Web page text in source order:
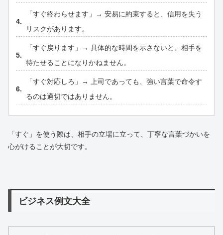
「すぐ終わらせます」→ 安易に約束すると、信用を失う
リスクがあります。
「すぐ戻ります」→ 具体的な時間を示さないと、相手を
待たせることになりかねません。
「すぐ対応しろ」→ 上司であっても、強い言葉で命令す
るのは適切ではありません。
「すぐ」を使う際は、相手の立場に立って、丁寧な言葉づかいを
心がけることが大切です。
ビジネス例文大全